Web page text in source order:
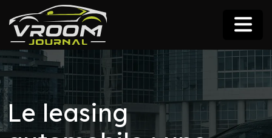
Le leasing